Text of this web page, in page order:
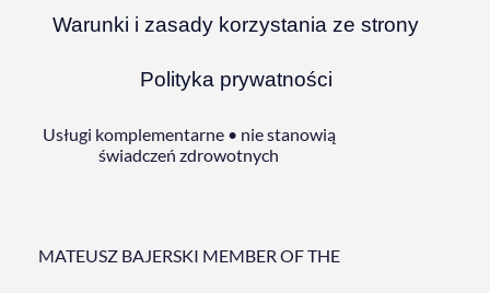
Warunki i zasady korzystania ze strony
Polityka prywatności
Usługi komplementarne • nie stanowią
świadczeń zdrowotnych
MATEUSZ BAJERSKI MEMBER OF THE